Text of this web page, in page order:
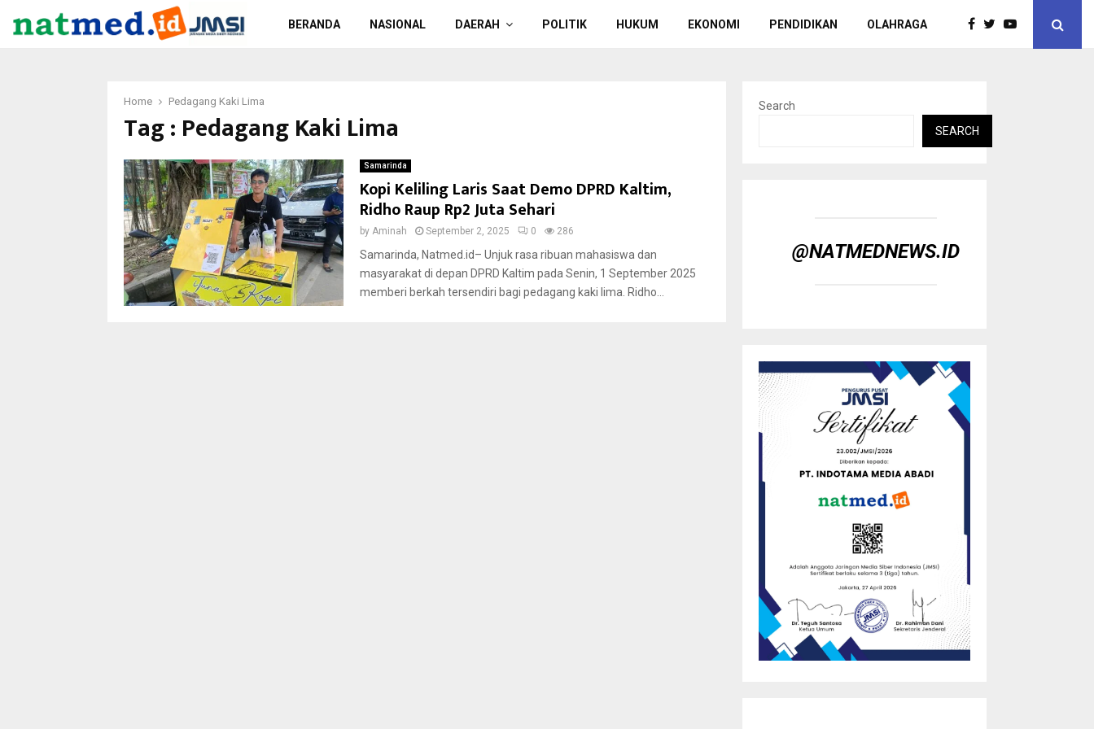
BERANDA NASIONAL DAERAH POLITIK HUKUM EKONOMI PENDIDIKAN OLAHRAGA
Home Pedagang Kaki Lima
Tag : Pedagang Kaki Lima
Samarinda
Kopi Keliling Laris Saat Demo DPRD Kaltim,
Ridho Raup Rp2 Juta Sehari
by Aminah September 2, 2025 0 286
Samarinda, Natmed.id– Unjuk rasa ribuan mahasiswa dan
masyarakat di depan DPRD Kaltim pada Senin, 1 September 2025
memberi berkah tersendiri bagi pedagang kaki lima. Ridho...
Search
SEARCH
@NATMEDNEWS.ID